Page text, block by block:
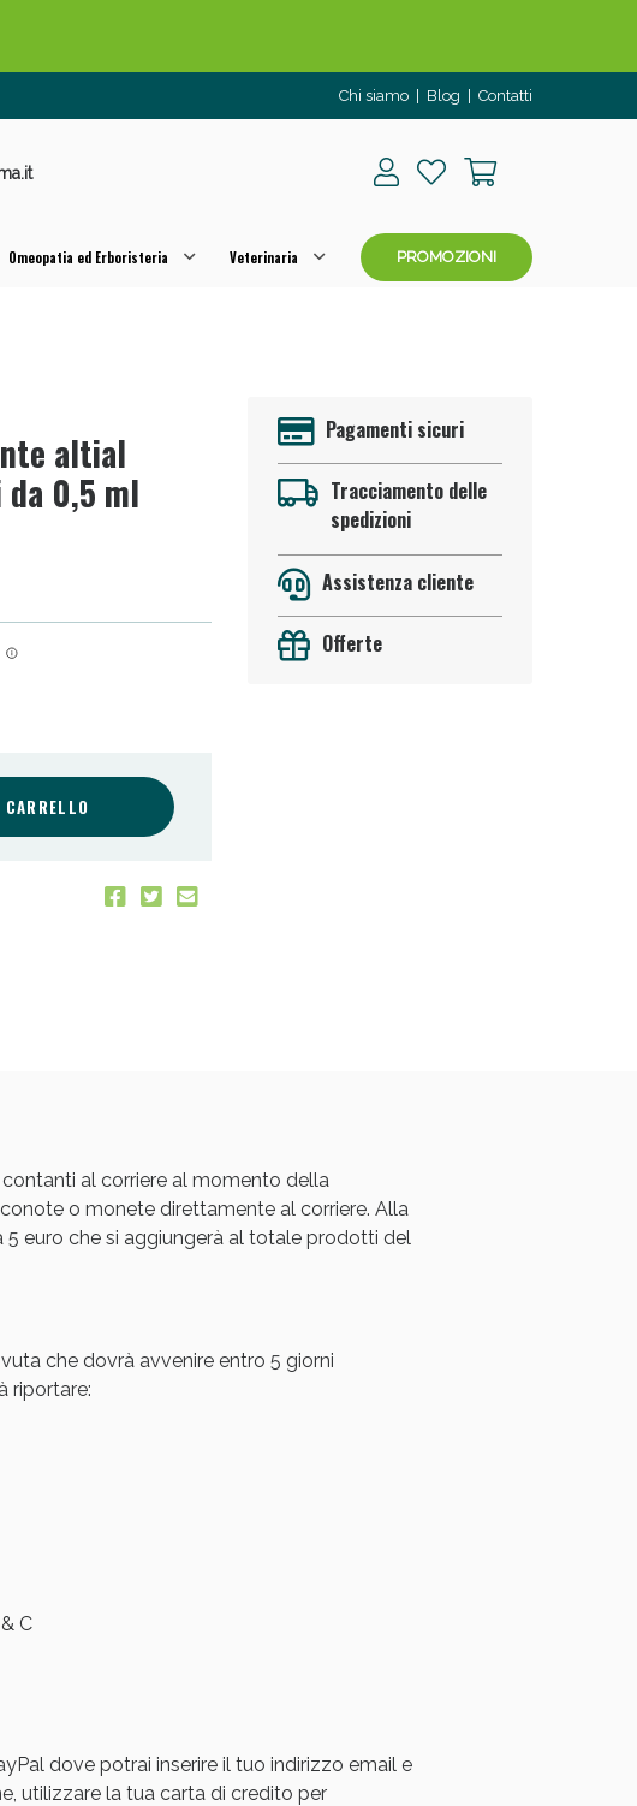
Chi siamo Blog Contatti
Omeopatia ed Erboristeria Veterinaria PROMOZIONI
altial
0,5 ml
Pagamenti sicuri
Tracciamento delle
spedizioni
Assistenza cliente
Offerte
al corriere al momento della
o monete direttamente al corriere. Alla
euro che si aggiungerà al totale prodotti del
che dovrà avvenire entro 5 giorni
riportare:
C
dove potrai inserire il tuo indirizzo email e
utilizzare la tua carta di credito per
solo per OGGI!
al 50%!
oggi!